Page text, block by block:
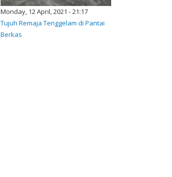
Monday, 12 April, 2021 - 21:17
Tujuh Remaja Tenggelam di Pantai
Berkas